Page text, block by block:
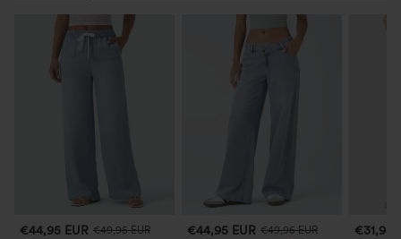
€44,95 EUR €49,95 EUR
€44,95 EUR €49,95 EUR
€31,95